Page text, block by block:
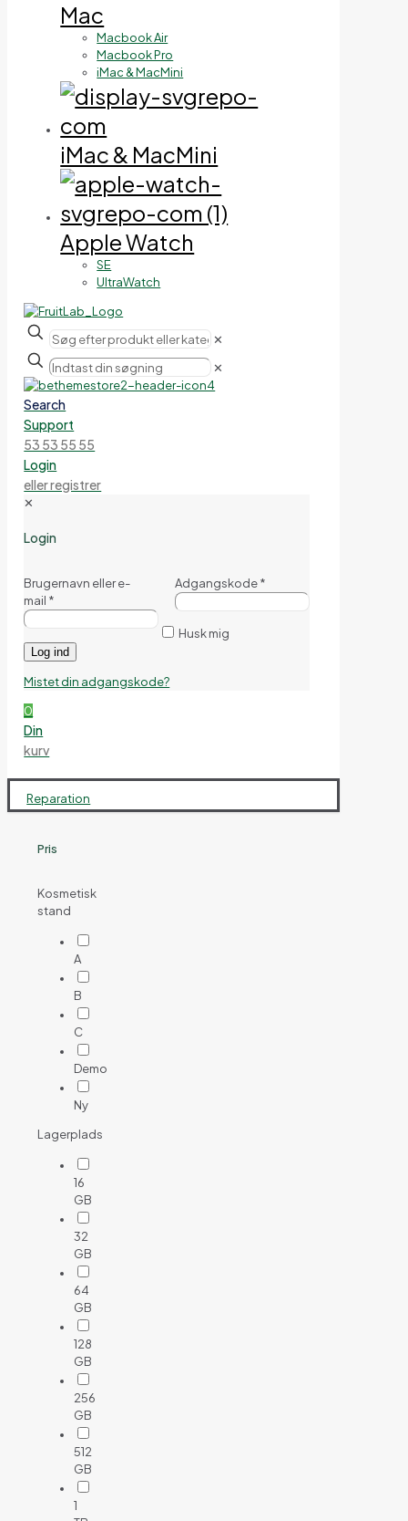
Mac
Macbook Air
Macbook Pro
iMac & MacMini
iMac & MacMini
Apple Watch
SE
UltraWatch
✕
✕
Search
Support
53 53 55 55
Login
eller registrer
✕
Login
Brugernavn eller e-
mail *
Adgangskode*
Husk mig
Log ind
Mistet din adgangskode?
0
Din
kurv
Reparation
Pris
Kosmetisk
stand
A
B
C
Demo
Ny
Lagerplads
16
GB
32
GB
64
GB
128
GB
256
GB
512
GB
1